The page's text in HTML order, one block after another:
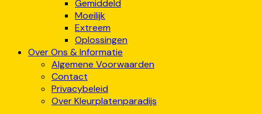
Gemiddeld
Moeilijk
Extreem
Oplossingen
Over Ons & Informatie
Algemene Voorwaarden
Contact
Privacybeleid
Over Kleurplatenparadijs